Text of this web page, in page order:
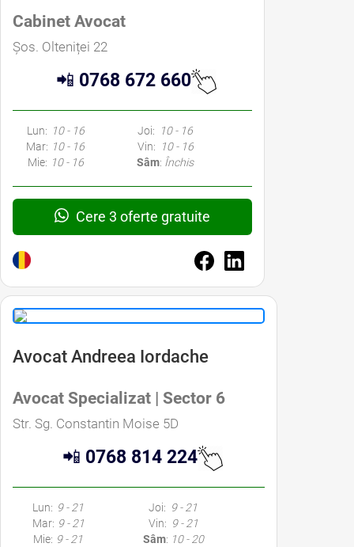
Cabinet Avocat
Șos. Olteniței 22
📲 0768 672 660
Lun: 10 - 16
Mar: 10 - 16
Mie: 10 - 16
Joi:
10 - 16
Vin:
10 - 16
Sâm: Închis
Cere 3 oferte gratuite
Avocat Andreea Iordache
Avocat Specializat | Sector 6
Str. Sg. Constantin Moise 5D
📲 0768 814 224
Lun: 9 - 21
Mar: 9 - 21
Mie: 9 - 21
Joi: 9 - 21
Vin: 9 - 21
Sâm: 10 - 20